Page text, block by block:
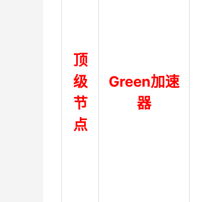
顶
级
节
点
Green加速
器